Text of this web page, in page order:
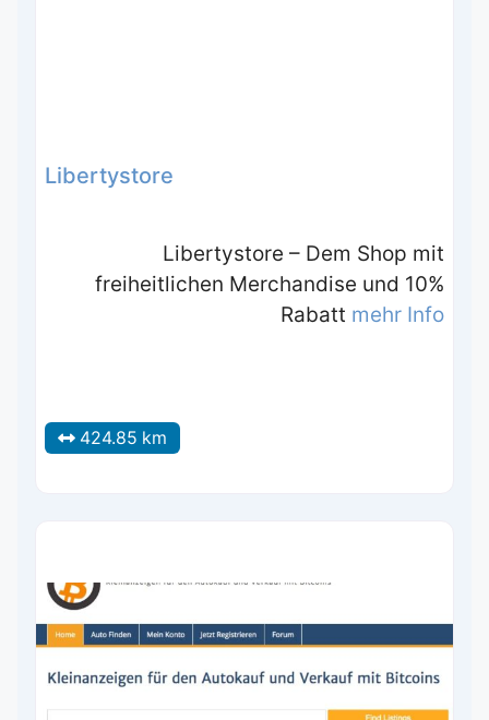
Libertystore
Libertystore – Dem Shop mit
freiheitlichen Merchandise und 10%
Rabatt mehr Info
424.85 km